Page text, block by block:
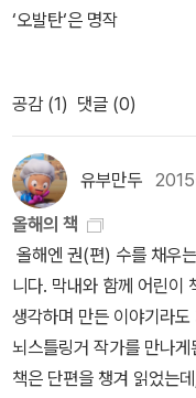
는 한평생을 보낸 셈이다.
그이는 ‘빈터’에 남아서
처를 어루만지는 뒷마무리
놓친 부분이며 그이가 채
편 101―변혁과 미완의 출발』, 95쪽) 선배와 동
언 이후 작가는 ‘현대식 교
품을 집중적으로 다룬다.
전10권 가운데 세 권
있다는 것은 어찌 보면 수
다. 그러나 바로 이러한 점
명단편 101’의 특징이라
선 이 시대에 중점을 둘 것
‘오발탄‘은 명작
공감 (1) 댓글 (0)
유부만두
올해의 책
올해엔 권(편) 수를 채우
니다. 막내와 함께 어린이
생각하며 만든 이야기라
뇌스틀링거 작가를 만나
책은 단편을 챙겨 읽었는